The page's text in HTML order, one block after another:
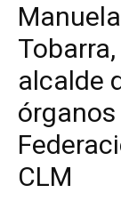
alcalde
CLM